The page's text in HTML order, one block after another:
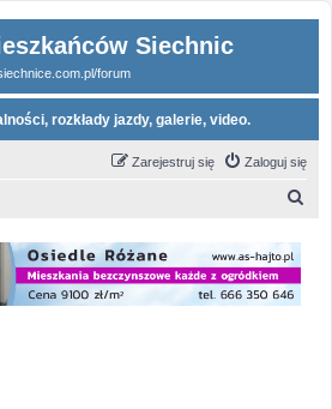
Siechnic
forum
rozkłady jazdy, galerie, video.
Zaloguj się
Zarejestruj się